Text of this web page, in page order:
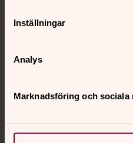
Inställningar
Analys
Marknadsföring och sociala
Kontakt
Kalender